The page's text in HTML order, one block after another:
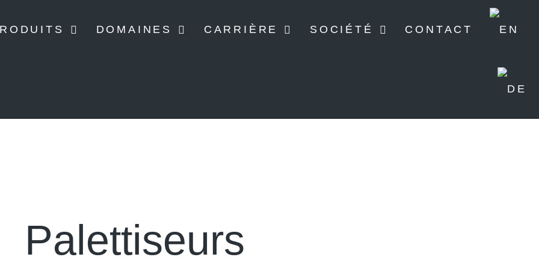
DOMAINES CARRIÈRE SOCIÉTÉ CONTACT
Palettiseurs